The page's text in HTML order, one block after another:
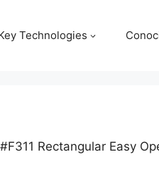
Technologies
Rectangular Easy